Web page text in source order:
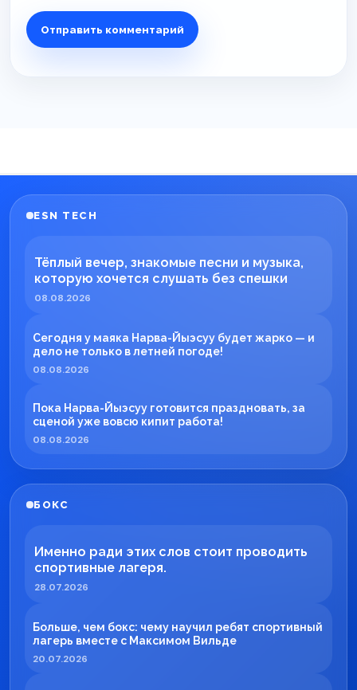
ESN TECH
Тёплый вечер, знакомые песни и музыка,
которую хочется слушать без спешки
08.08.2026
Сегодня у маяка Нарва-Йыэсуу будет жарко — и
дело не только в летней погоде!
08.08.2026
Пока Нарва-Йыэсуу готовится праздновать, за
сценой уже вовсю кипит работа!
08.08.2026
БОКС
Именно ради этих слов стоит проводить
спортивные лагеря.
28.07.2026
Больше, чем бокс: чему научил ребят спортивный
лагерь вместе с Максимом Вильде
20.07.2026